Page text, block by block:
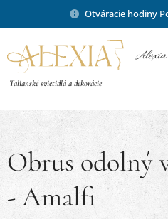
Otváracie hodiny
Talianské svietidlá a dekorácie
Obrus odolný
- Amalfi